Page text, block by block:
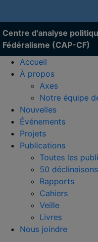
Centre d'analyse
Fédéralisme (CAP-CF)
Accueil
À propos
Axes
Notre équipe
Nouvelles
Événements
Projets
Publications
Toutes les
50 déclinaisons
Rapports
Cahiers
Veille
Livres
Nous joindre